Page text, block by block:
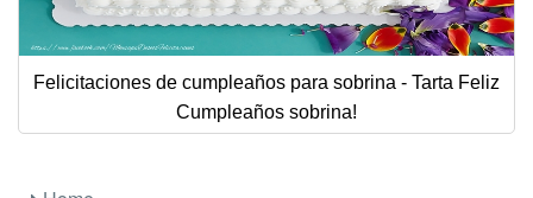
Felicitaciones de cumpleaños para sobrina - Tarta Feliz
Cumpleaños sobrina!